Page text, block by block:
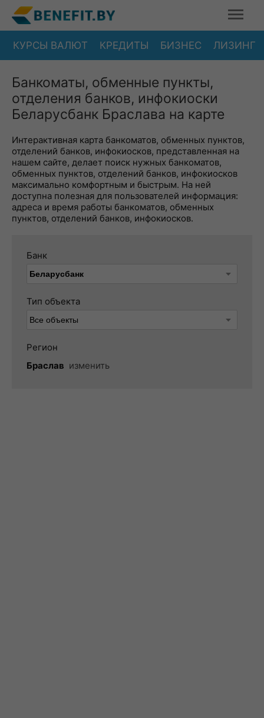
КУРСЫ ВАЛЮТ КРЕДИТЫ БИЗНЕС ЛИЗИНГ
Банкоматы, обменные пункты,
отделения банков, инфокиоски
Беларусбанк Браслава на карте
Интерактивная карта банкоматов, обменных пунктов,
отделений банков, инфокиосков, представленная на
нашем сайте, делает поиск нужных банкоматов,
обменных пунктов, отделений банков, инфокиосков
максимально комфортным и быстрым. На ней
доступна полезная для пользователей информация:
адреса и время работы банкоматов, обменных
пунктов, отделений банков, инфокиосков.
Банк
Тип объекта
Регион
Браслав изменить